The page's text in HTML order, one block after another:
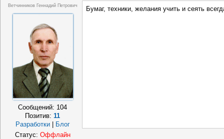
Ветчинников Геннадий Петрович
Сообщений: 104
Позитив:11
Разработки
Блог
Бумаг, техники, желания учить и сеять
Статус: Оффлайн